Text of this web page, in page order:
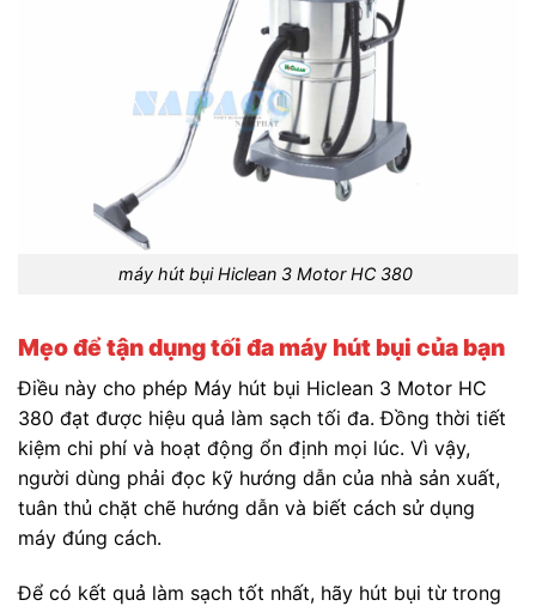
máy hút bụi Hiclean 3 Motor HC 380
Mẹo để tận dụng tối đa máy hút bụi của bạn
Điều này cho phép Máy hút bụi Hiclean 3 Motor HC
380 đạt được hiệu quả làm sạch tối đa. Đồng thời tiết
kiệm chi phí và hoạt động ổn định mọi lúc. Vì vậy,
người dùng phải đọc kỹ hướng dẫn của nhà sản xuất,
tuân thủ chặt chẽ hướng dẫn và biết cách sử dụng
máy đúng cách.
Để có kết quả làm sạch tốt nhất, hãy hút bụi từ trong